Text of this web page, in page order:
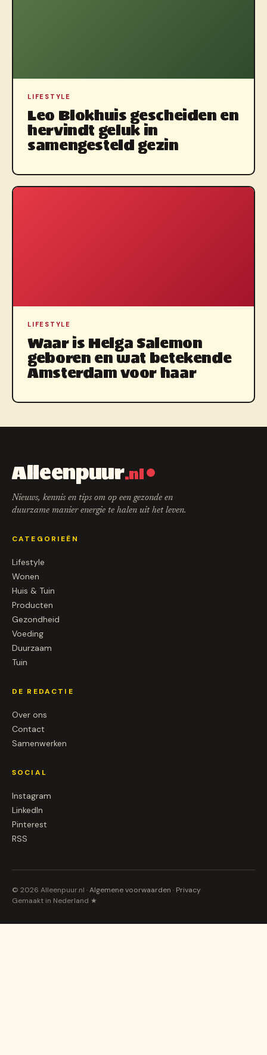
LIFESTYLE
Leo Blokhuis gescheiden en
hervindt geluk in
samengesteld gezin
LIFESTYLE
Waar is Helga Salemon
geboren en wat betekende
Amsterdam voor haar
Alleenpuur.nl
Nieuws, kennis en tips om op een gezonde en
duurzame manier energie te halen uit het leven.
CATEGORIEËN
Lifestyle
Wonen
Huis & Tuin
Producten
Gezondheid
Voeding
Duurzaam
Tuin
DE REDACTIE
Over ons
Contact
Samenwerken
SOCIAL
Instagram
LinkedIn
Pinterest
RSS
© 2026 Alleenpuur.nl ·Algemene voorwaarden · Privacy
Gemaakt in Nederland ★